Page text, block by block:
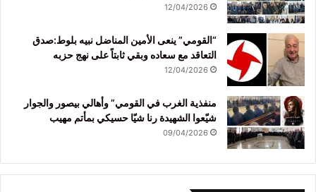
12/04/2026
“القومي” ينعى الأمين المناضل نبيه بلوط:صدق
التعاقد مع سعاده وبقي ثابتاً على نهج حزبه
12/04/2026
منفذية الغرب في القومي” وأهالي بيصور والجوار
شيّعوا الشهيدة رنا شيّا حسيكي بمأتم مهيب
09/04/2026